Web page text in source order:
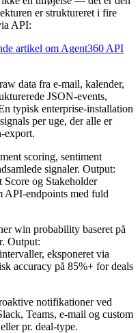
er struktureret i fire
API:
artikel om Agent360 API
data fra e-mail, kalender,
JSON-events,
typisk enterprise-installation
per uge, der alle er
export.
scoring, sentiment
signaler. Output:
og Stakeholder
endpoints med fuld
win probability baseret på
Output:
eksponeret via
accuracy på 85%+ for deals
notifikationer ved
Teams, e-mail og custom
pr. deal-type.